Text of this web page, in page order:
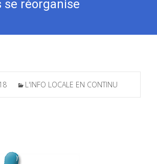
se réorganise
L'INFO LOCALE EN CONTINU